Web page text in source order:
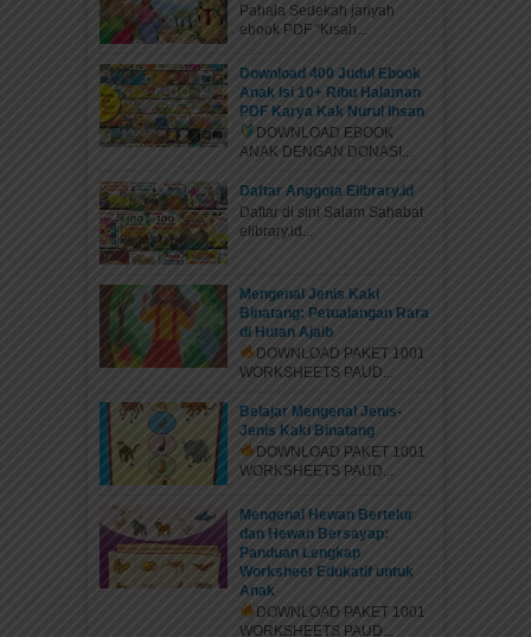
Pahala Sedekah jariyah
ebook PDF “Kisah...
Download 400 Judul Ebook
Anak Isi 10+ Ribu Halaman
PDF Karya Kak Nurul Ihsan
DOWNLOAD EBOOK
ANAK DENGAN DONASI...
Daftar Anggota Elibrary.id
Daftar di sini Salam Sahabat
elibrary.id...
Mengenal Jenis Kaki
Binatang: Petualangan Rara
di Hutan Ajaib
DOWNLOAD PAKET 1001
WORKSHEETS PAUD...
Belajar Mengenal Jenis-
Jenis Kaki Binatang
DOWNLOAD PAKET 1001
WORKSHEETS PAUD...
Mengenal Hewan Bertelur
dan Hewan Bersayap:
Panduan Lengkap
Worksheet Edukatif untuk
Anak
DOWNLOAD PAKET 1001
WORKSHEETS PAUD...